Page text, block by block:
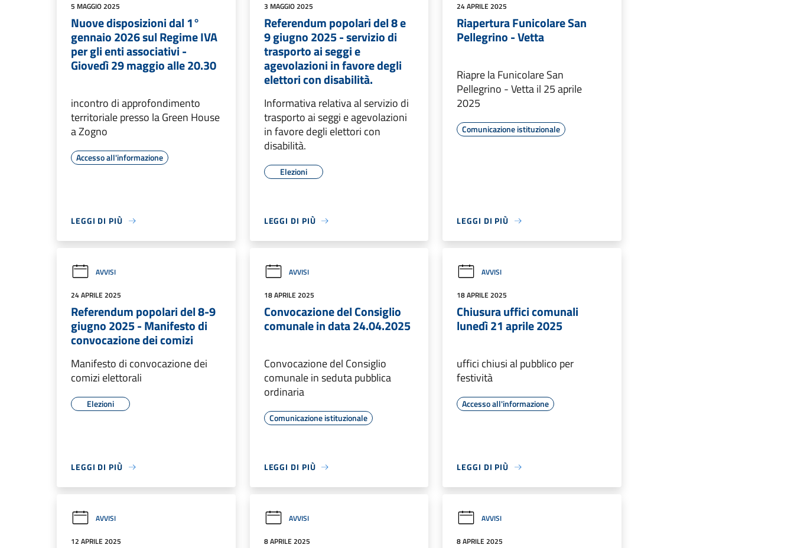
5 MAGGIO 2025
Nuove disposizioni dal 1°
gennaio 2026 sul Regime IVA
per gli enti associativi -
Giovedì 29 maggio alle 20.30
incontro di approfondimento
territoriale presso la Green House
a Zogno
Accesso all'informazione
LEGGI DI PIÙ
3 MAGGIO 2025
Referendum popolari del 8 e
9 giugno 2025 - servizio di
trasporto ai seggi e
agevolazioni in favore degli
elettori con disabilità.
Informativa relativa al servizio di
trasporto ai seggi e agevolazioni
in favore degli elettori con
disabilità.
Elezioni
LEGGI DI PIÙ
24 APRILE 2025
Riapertura Funicolare San
Pellegrino - Vetta
Riapre la Funicolare San
Pellegrino - Vetta il 25 aprile
2025
Comunicazione istituzionale
LEGGI DI PIÙ
AVVISI
24 APRILE 2025
Referendum popolari del 8-9
giugno 2025 - Manifesto di
convocazione dei comizi
Manifesto di convocazione dei
comizi elettorali
Elezioni
LEGGI DI PIÙ
AVVISI
18 APRILE 2025
Convocazione del Consiglio
comunale in data 24.04.2025
Convocazione del Consiglio
comunale in seduta pubblica
ordinaria
Comunicazione istituzionale
LEGGI DI PIÙ
AVVISI
18 APRILE 2025
Chiusura uffici comunali
lunedì 21 aprile 2025
uffici chiusi al pubblico per
festività
Accesso all'informazione
LEGGI DI PIÙ
AVVISI
12 APRILE 2025
AVVISI
8 APRILE 2025
AVVISI
8 APRILE 2025